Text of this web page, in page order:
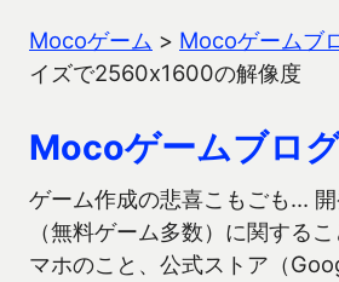
Mocoゲーム > Mocoゲームブ
イズで2560x1600の解像度
Mocoゲームブロ
ゲーム作成の悲喜こもごも…
（無料ゲーム多数）に関する
マホのこと、公式ストア（